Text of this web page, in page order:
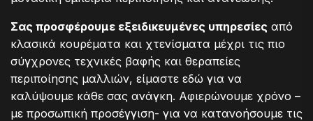
Σας προσφέρουμε εξειδικευμένες υπηρεσίες από
κλασικά κουρέματα και χτενίσματα μέχρι τις πιο
σύγχρονες τεχνικές βαφής και θεραπείες
περιποίησης μαλλιών, είμαστε εδώ για να
καλύψουμε κάθε σας ανάγκη. Αφιερώνουμε χρόνο –
με προσωπική προσέγγιση- για να κατανοήσουμε τις